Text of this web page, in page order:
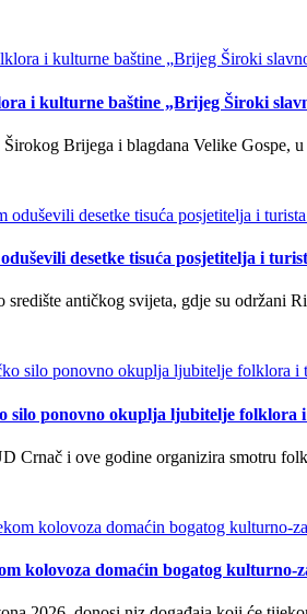
i kulturne baštine „Brijeg Široki
Brijega i blagdana Velike Gospe,
desetke tisuća posjetitelja i
antičkog svijeta, gdje su održani
silo ponovno okuplja ljubitelje folklora
Crnač i ove godine organizira smotru
kolovoza domaćin bogatog kulturno-